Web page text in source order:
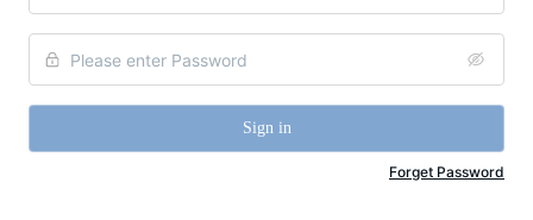
Sign in
Forget Password